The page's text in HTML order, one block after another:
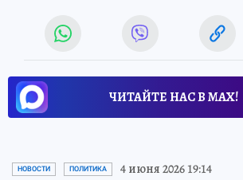
ЧИТАЙТЕ НАС В МАХ!
НОВОСТИ ПОЛИТИКА 4 июня 2026 19:14